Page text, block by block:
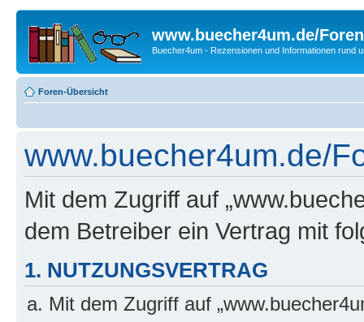
www.buecher4um.de/Foren
Buecher4um - Rezensionen und Informationen rund
Foren-Übersicht
www.buecher4um.de/
Mit dem Zugriff auf
dem Betreiber ein Vertrag mit
1. NUTZUNGSVERTRAG
Mit dem Zugriff auf